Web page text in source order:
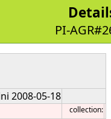
PI-
2008-05-18
collection: